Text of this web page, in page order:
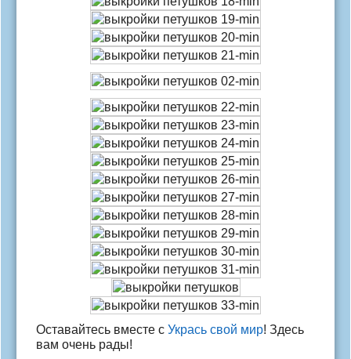
Оставайтесь вместе с Укрась свой мир! Здесь
вам очень рады!